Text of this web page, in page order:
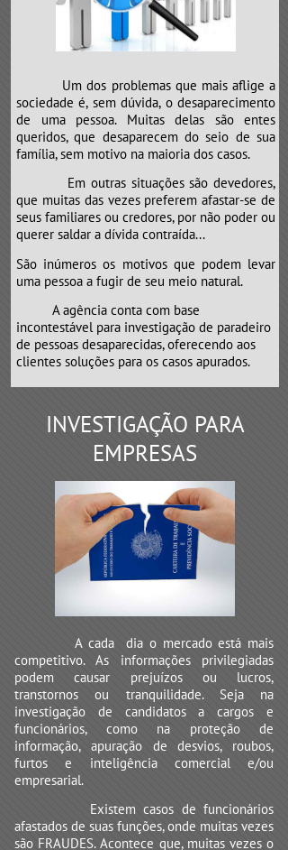
Um dos problemas que mais aflige a
sociedade é, sem dúvida, o desaparecimento
de uma pessoa. Muitas delas são entes
queridos, que desaparecem do seio de sua
família, sem motivo na maioria dos casos.
Em outras situações são devedores,
que muitas das vezes preferem afastar-se de
seus familiares ou credores, por não poder ou
querer saldar a dívida contraída...
São inúmeros os motivos que podem levar
uma pessoa a fugir de seu meio natural.
​​​​​​​A agência conta com base
incontestável para investigação de paradeiro
de pessoas desaparecidas, oferecendo aos
clientes soluções para os casos apurados.
INVESTIGAÇÃO PARA
EMPRESAS
A cada dia o mercado está mais
competitivo. As informações privilegiadas
podem causar prejuízos ou lucros,
transtornos ou tranquilidade. Seja na
investigação de candidatos a cargos e
funcionários, como na proteção de
informação, apuração de desvios, roubos,
furtos e inteligência comercial e/ou
empresarial.
Existem casos de funcionários
afastados de suas funções, onde muitas vezes
são FRAUDES. Acontece que, muitas vezes o